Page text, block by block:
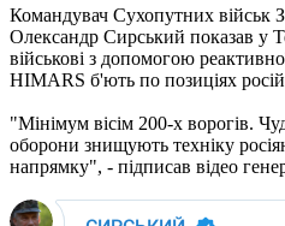
Командувач Сухопутних військ
Олександр Сирський показав у
військові з допомогою
HIMARS б'ють по позиціях
"Мінімум вісім 200-х ворогів.
оборони знищують техніку
напрямку", - підписав відео